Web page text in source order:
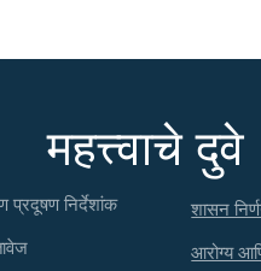
महत्त्वाचे दुवे
प्रदूषण निर्देशांक शासन
आरोग्य